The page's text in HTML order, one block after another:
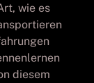
wie es
diesem